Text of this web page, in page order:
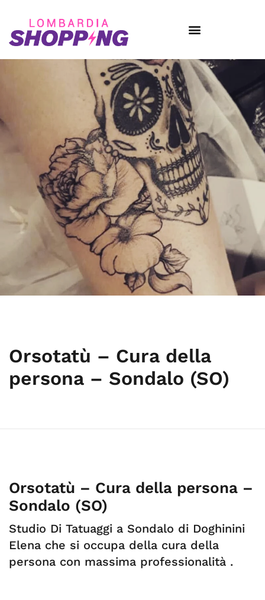
Orsotatù – Cura della
persona – Sondalo (SO)
Orsotatù – Cura della persona –
Sondalo (SO)
Studio Di Tatuaggi a Sondalo di Doghinini
Elena che si occupa della cura della
persona con massima professionalità .